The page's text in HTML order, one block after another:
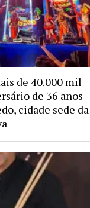
de 40.000 mil
de 36 anos
cidade sede da